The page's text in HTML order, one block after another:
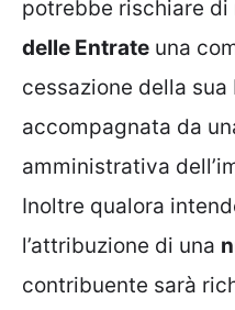
potrebbe rischiare di
delle Entrate una
cessazione della sua
accompagnata da
amministrativa
Inoltre qualora
l’attribuzione di una
contribuente sarà